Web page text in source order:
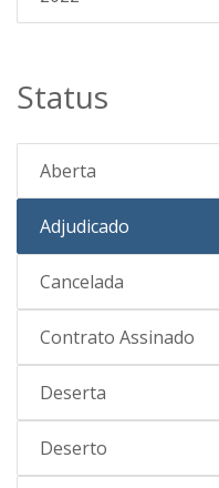
Status
Aberta
Adjudicado
Cancelada
Contrato Assinado
Deserta
Deserto